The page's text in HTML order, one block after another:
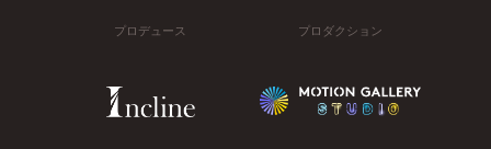
プロデュース プロダクション